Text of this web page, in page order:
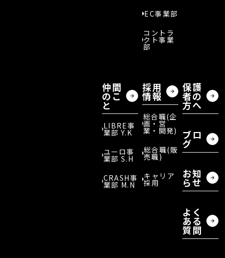
EC事業部
コントラ
クト事業
部
仲間
のこ
と
LIBRE事
業部 Y.K
ユーロ事
業部 S.H
CRASH事
業部 M.N
採用
情報
総合職(企
画・営
業・開発)
総合職(販
売職)
キャリア
採用
保護
者の
方へ
ブロ
グ
お知
らせ
よく
ある
質問